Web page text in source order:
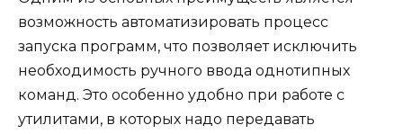
возможность автоматизировать процесс
запуска программ, что позволяет исключить
необходимость ручного ввода однотипных
команд. Это особенно удобно при работе с
утилитами, в которых надо передавать